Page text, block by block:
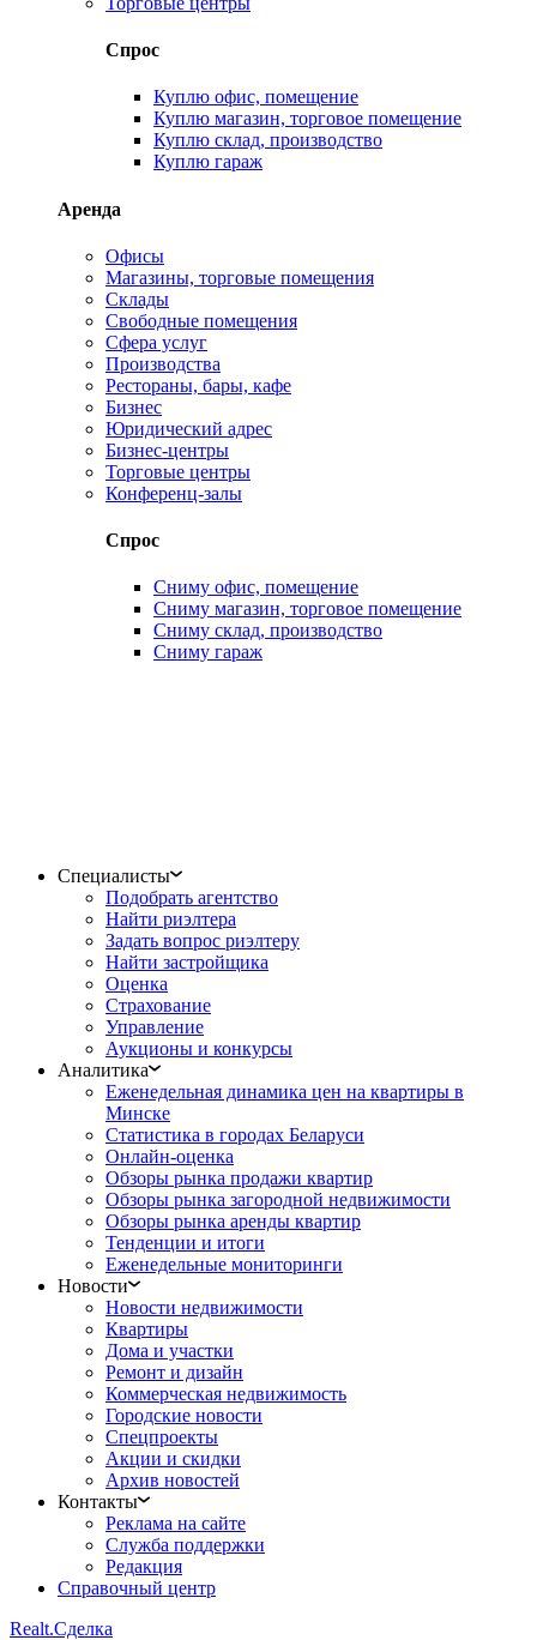
Спрос
Куплю офис, помещение
Куплю магазин, торговое помещение
Куплю склад, производство
Куплю гараж
Аренда
Офисы
Магазины, торговые помещения
Склады
Свободные помещения
Сфера услуг
Производства
Рестораны, бары, кафе
Бизнес
Юридический адрес
Бизнес-центры
Торговые центры
Конференц-залы
Спрос
Сниму офис, помещение
Сниму магазин, торговое помещение
Сниму склад, производство
Сниму гараж
Специалисты
Подобрать агентство
Найти риэлтера
Задать вопрос риэлтеру
Найти застройщика
Оценка
Страхование
Управление
Аукционы и конкурсы
Аналитика
Еженедельная динамика цен на квартиры в
Минске
Статистика в городах Беларуси
Онлайн-оценка
Обзоры рынка продажи квартир
Обзоры рынка загородной недвижимости
Обзоры рынка аренды квартир
Тенденции и итоги
Еженедельные мониторинги
Новости
Новости недвижимости
Квартиры
Дома и участки
Ремонт и дизайн
Коммерческая недвижимость
Городские новости
Спецпроекты
Акции и скидки
Архив новостей
Контакты
Реклама на сайте
Служба поддержки
Редакция
Справочный центр
Realt.Сделка